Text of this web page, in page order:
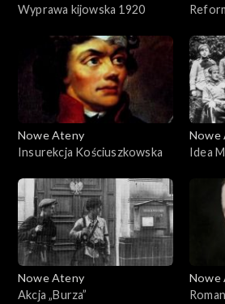
Wyprawa kijowska 1920
Nowe Ateny
Insurekcja Kościuszkowska
Nowe
Idea
Nowe Ateny
Akcja „Burza”
Nowe